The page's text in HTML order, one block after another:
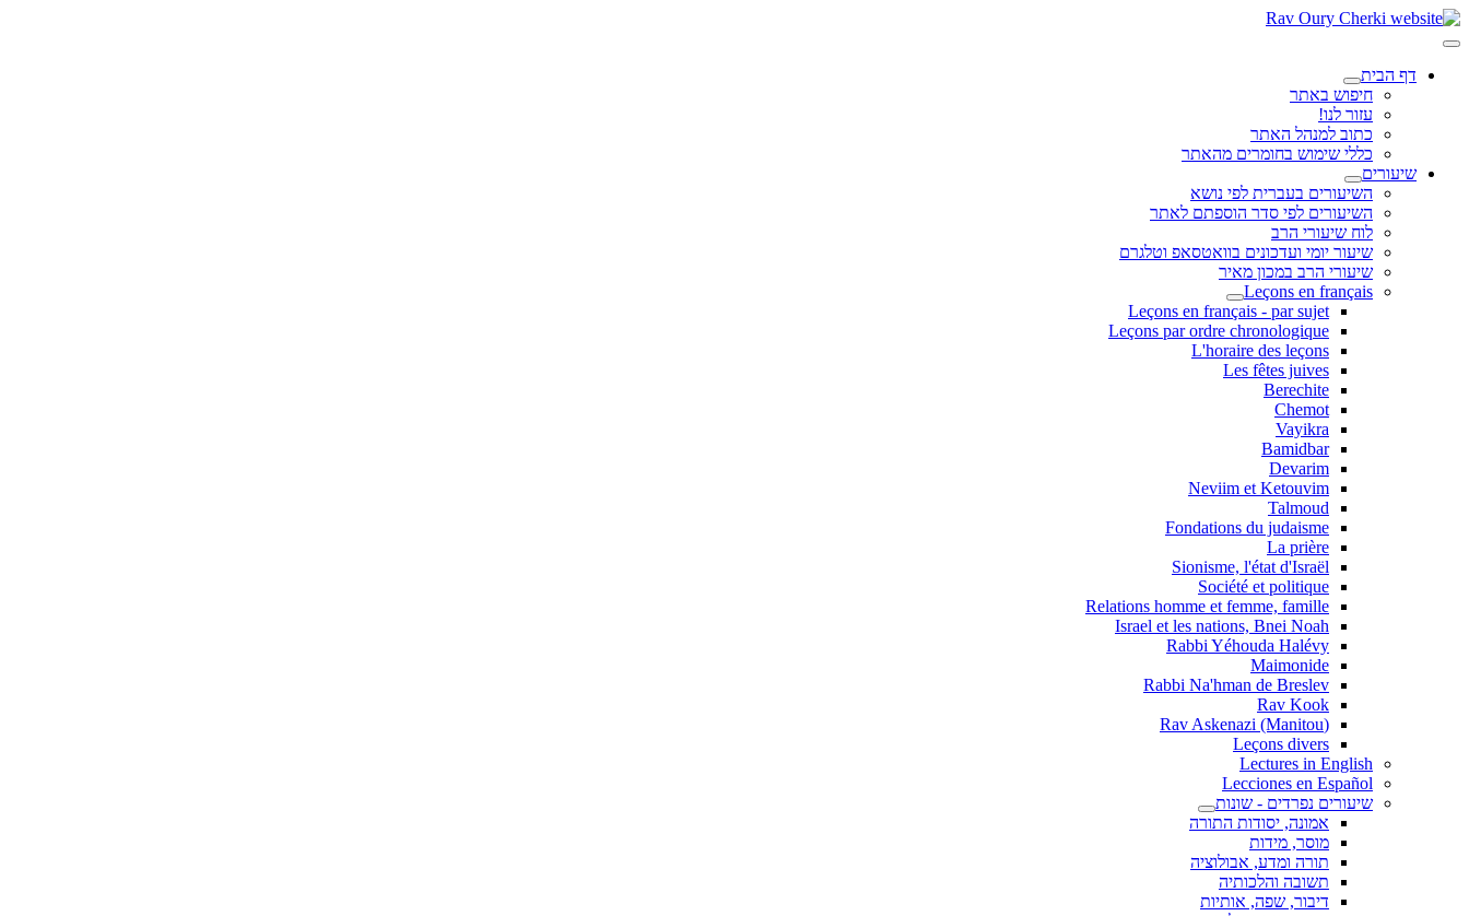
דף הבית
חיפוש באתר
עזור לנו!
כתוב למנהל האתר
כללי שימוש בחומרים מהאתר
שיעורים
השיעורים בעברית לפי נושא
השיעורים לפי סדר הוספתם לאתר
לוח שיעורי הרב
שיעור יומי ועדכונים בוואטסאפ וטלגרם
שיעורי הרב במכון מאיר
Leçons en français
Leçons en français - par sujet
Leçons par ordre chronologique
L'horaire des leçons
Les fêtes juives
Berechite
Chemot
Vayikra
Bamidbar
Devarim
Neviim et Ketouvim
Talmoud
Fondations du judaisme
La prière
Sionisme, l'état d'Israël
Société et politique
Relations homme et femme, famille
Israel et les nations, Bnei Noah
Rabbi Yéhouda Halévy
Maimonide
Rabbi Na'hman de Breslev
Rav Kook
(Rav Askenazi (Manitou
Leçons divers
Lectures in English
Lecciones en Español
שיעורים נפרדים - שונות
אמונה, יסודות התורה
מוסר, מידות
תורה ומדע, אבולוציה
תשובה והלכותיה
דיבור, שפה, אותיות